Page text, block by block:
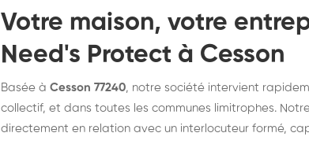
Votre maison, votre
Need's Protect à Cesson
Basée à Cesson 77240, notre société intervient
collectif, et dans toutes les communes limitrophes.
directement en relation avec un interlocuteur formé,